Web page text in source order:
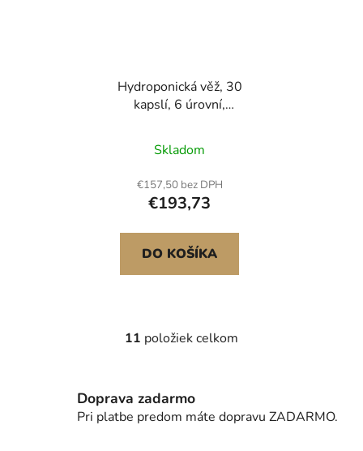
Hydroponická věž, 30
kapslí, 6 úrovní,
systém s LED
pěstebním světlem a
ovládáním přes aplikaci,
vertikální domácí
zahrada s 20l vodní
nádrží a čerpadlem,
květináč na vnitřní
Skladom
€157,50 bez DPH
€193,73
DO KOŠÍKA
O
á
d
11 položiek celkom
Doprava zadarmo
Pri platbe predom máte dopravu ZADARMO.